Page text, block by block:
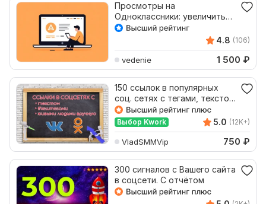
Просмотры на
Одноклассники: увеличить
просмотры статьи
4.8 (106)
vedenie 1 500 ₽
150 ссылок в популярных
соц. сетях с тегами, текстом
живыми людьми
Выбор Kwork 5.0 (12K+)
VladSMMVip 750 ₽
300 сигналов с Вашего сайта
в соцсети. С отчётом